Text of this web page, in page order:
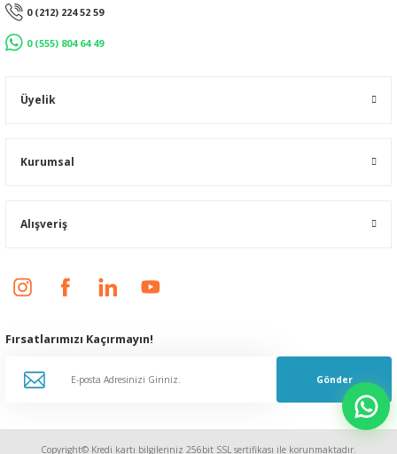
0 (212) 224 52 59
0 (555) 804 64 49
Üyelik
Kurumsal
Alışveriş
Fırsatlarımızı Kaçırmayın!
Gönder
Copyright© Kredi kartı bilgileriniz 256bit SSL sertifikası ile korunmaktadır.